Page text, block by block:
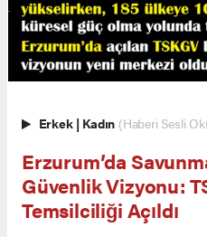
Erkek | Kadın (Haberi Sesli
Erzurum’da
Güvenlik Vizyonu:
Temsilciliği Açıldı